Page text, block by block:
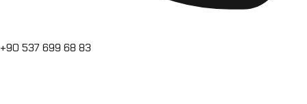
+90 537 699 68 83